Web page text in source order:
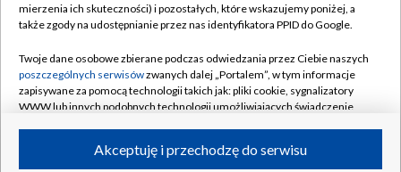
Naziemna Telewizja Cyfrowa
Rada Programowa
System NOS
Informacje o nadawcy
Program dla prasy
Pomoc
Kontakt
Kanały
mierzenia ich skuteczności) i pozostałych, które wskazujemy poniżej, a
także zgody na udostępnianie przez nas identyfikatora PPID do Google.
Twoje dane osobowe zbierane podczas odwiedzania przez Ciebie naszych
poszczególnych serwisówzwanych dalej „Portalem”, w tym informacje
zapisywane za pomocą technologii takich jak: pliki cookie, sygnalizatory
WWW lub innych podobnych technologii umożliwiających świadczenie
ruchu w Internecie.Akceptuję i przechodzę do serwisu